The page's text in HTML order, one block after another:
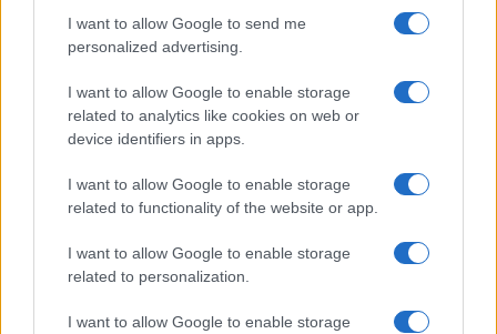
I want to allow Google to send me
personalized advertising.
I want to allow Google to enable storage
related to analytics like cookies on web or
device identifiers in apps.
I want to allow Google to enable storage
related to functionality of the website or app.
I want to allow Google to enable storage
related to personalization.
I want to allow Google to enable storage
Le nuove Havaianas Kitten Heel debuttano a
Copenhagen: un mix di comfort e stile
Matteo Pellegrino · 7 Ago 2026
LIFESTYLE